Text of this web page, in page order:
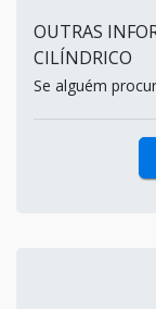
OUTRAS
CILÍNDRICO
Se alguém